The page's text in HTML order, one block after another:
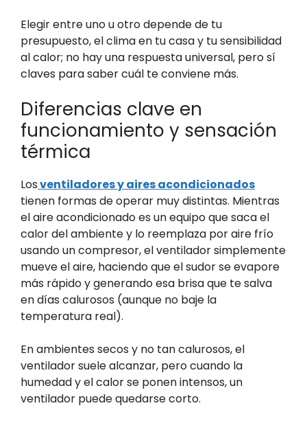
Elegir entre uno u otro depende de tu
presupuesto, el clima en tu casa y tu sensibilidad
al calor; no hay una respuesta universal, pero sí
claves para saber cuál te conviene más.
Diferencias clave en
funcionamiento y sensación
térmica
Losventiladores y aires acondicionados
tienen formas de operar muy distintas. Mientras
el aire acondicionado es un equipo que saca el
calor del ambiente y lo reemplaza por aire frío
usando un compresor, el ventilador simplemente
mueve el aire, haciendo que el sudor se evapore
más rápido y generando esa brisa que te salva
en días calurosos (aunque no baje la
temperatura real).
En ambientes secos y no tan calurosos, el
ventilador suele alcanzar, pero cuando la
humedad y el calor se ponen intensos, un
ventilador puede quedarse corto.